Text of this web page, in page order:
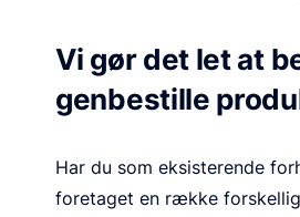
Vi gør det let at
genbestille
Har du som eksisterende
foretaget en række